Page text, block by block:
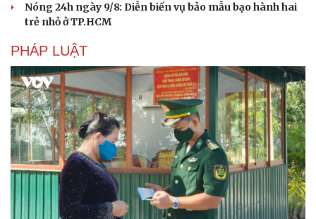
Âm nhạc
Di sản
Sao Việt
Nóng 24h ngày 9/8: Diễn biến vụ bảo mẫu bạo hành hai
trẻ nhỏ ở TP.HCM
PHÁP LUẬT